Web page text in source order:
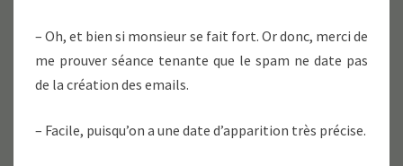
– Oh, et bien si monsieur se fait fort. Or donc, merci de
me prouver séance tenante que le spam ne date pas
de la création des emails.
– Facile, puisqu’on a une date d’apparition très précise.